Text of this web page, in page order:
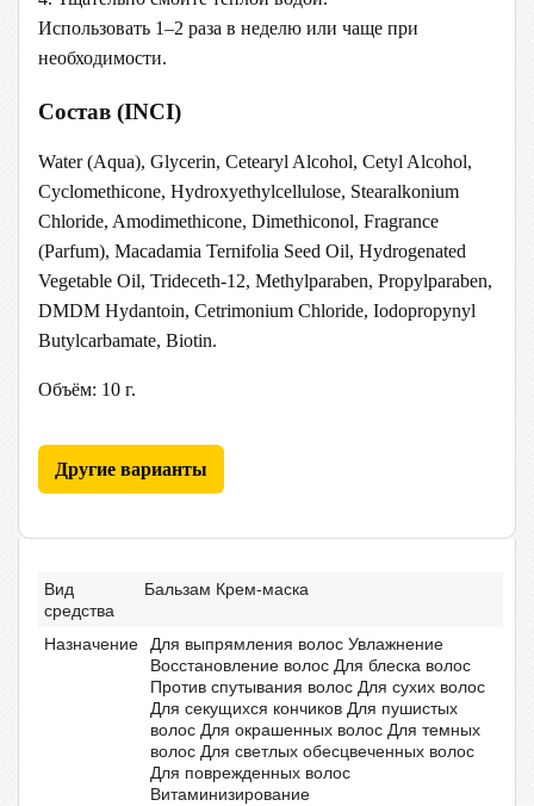
Использовать 1–2 раза в неделю или чаще при
необходимости.
Состав (INCI)
Water (Aqua), Glycerin, Cetearyl Alcohol, Cetyl Alcohol,
Cyclomethicone, Hydroxyethylcellulose, Stearalkonium
Chloride, Amodimethicone, Dimethiconol, Fragrance
(Parfum), Macadamia Ternifolia Seed Oil, Hydrogenated
Vegetable Oil, Trideceth-12, Methylparaben, Propylparaben,
DMDM Hydantoin, Cetrimonium Chloride, Iodopropynyl
Butylcarbamate, Biotin.
Объём: 10 г.
Другие варианты
Вид
средства
Бальзам Крем-маска
Назначение
Для выпрямления волос Увлажнение
Восстановление волос Для блеска волос
Против спутывания волос Для сухих волос
Для секущихся кончиков Для пушистых
волос Для окрашенных волос Для темных
волос Для светлых обесцвеченных волос
Для поврежденных волос
Витаминизирование